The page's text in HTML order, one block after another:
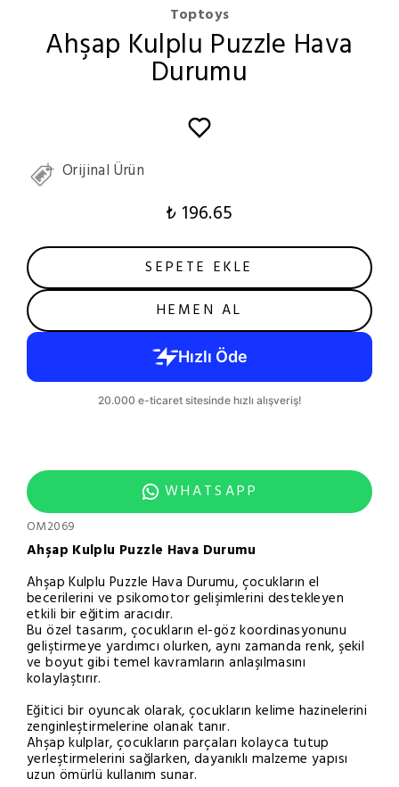
Toptoys
Ahşap Kulplu Puzzle Hava
Durumu
Orijinal Ürün
₺ 196.65
SEPETE EKLE
HEMEN AL
WHATSAPP
OM2069
Ahşap Kulplu Puzzle Hava Durumu
Ahşap Kulplu Puzzle Hava Durumu, çocukların el
becerilerini ve psikomotor gelişimlerini destekleyen
etkili bir eğitim aracıdır.
Bu özel tasarım, çocukların el-göz koordinasyonunu
geliştirmeye yardımcı olurken, aynı zamanda renk, şekil
ve boyut gibi temel kavramların anlaşılmasını
kolaylaştırır.
Eğitici bir oyuncak olarak, çocukların kelime hazinelerini
zenginleştirmelerine olanak tanır.
Ahşap kulplar, çocukların parçaları kolayca tutup
yerleştirmelerini sağlarken, dayanıklı malzeme yapısı
uzun ömürlü kullanım sunar.